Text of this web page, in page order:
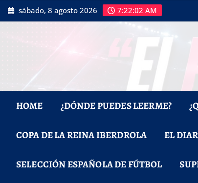
Saltar
al
sábado, 8 agosto 2026 7:22:03 AM
HOME ¿DÓNDE PUEDES LEERME?
COPA DE LA REINA IBERDROLA EL
SELECCIÓN ESPAÑOLA DE FÚTBOL